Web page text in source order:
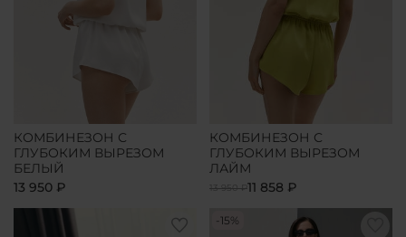
КОМБИНЕЗОН С
ГЛУБОКИМ ВЫРЕЗОМ
БЕЛЫЙ
13 950 ₽
КОМБИНЕЗОН С
ГЛУБОКИМ ВЫРЕЗОМ
ЛАЙМ
13 950 ₽11 858 ₽
-15%